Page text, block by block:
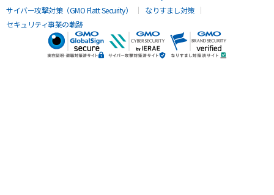
サイバー攻撃対策（GMO Flatt Security）
なりすまし対策
セキュリティ事業の軌跡